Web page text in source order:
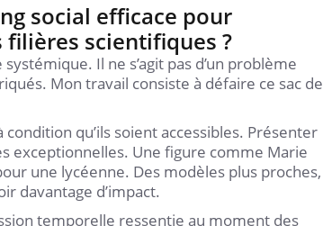
social efficace pour
filières scientifiques ?
Il ne s’agit pas d’un problème
Mon travail consiste à défaire ce sac de
qu’ils soient accessibles. Présenter
exceptionnelles. Une figure comme Marie
une lycéenne. Des modèles plus proches,
davantage d’impact.
temporelle ressentie au moment des